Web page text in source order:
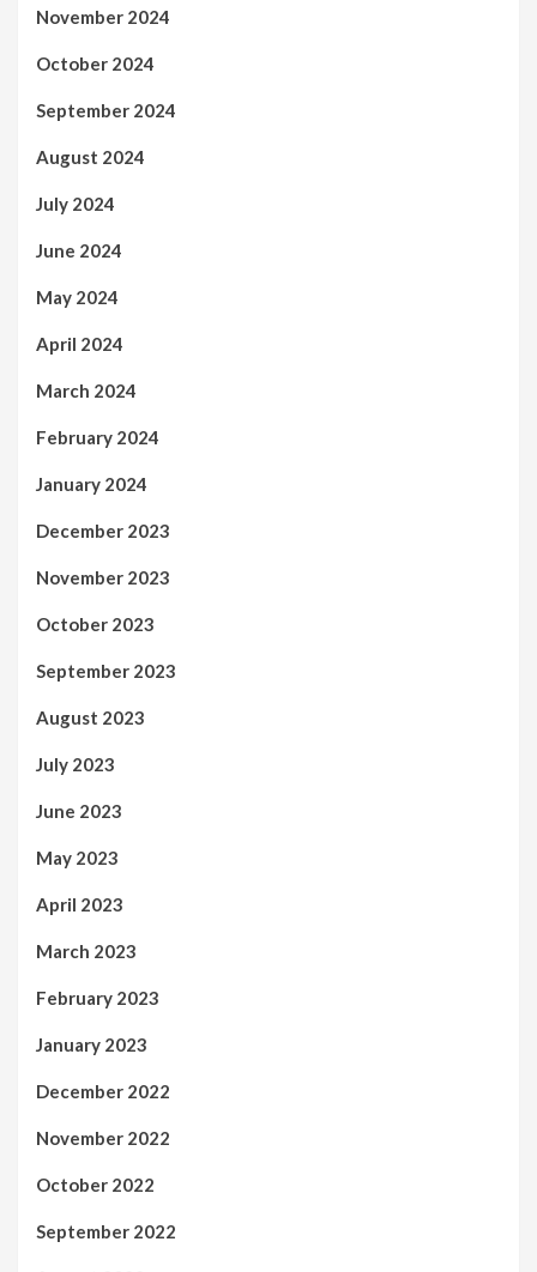
November 2024
October 2024
September 2024
August 2024
July 2024
June 2024
May 2024
April 2024
March 2024
February 2024
January 2024
December 2023
November 2023
October 2023
September 2023
August 2023
July 2023
June 2023
May 2023
April 2023
March 2023
February 2023
January 2023
December 2022
November 2022
October 2022
September 2022